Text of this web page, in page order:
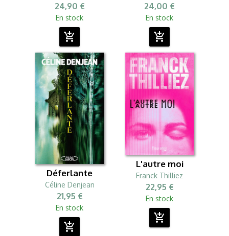
24,90 €
En stock
add_shopping_cart
24,00 €
En stock
add_shopping_cart
Déferlante
Céline Denjean
21,95 €
En stock
add_shopping_cart
L'autre moi
Franck Thilliez
22,95 €
En stock
add_shopping_cart